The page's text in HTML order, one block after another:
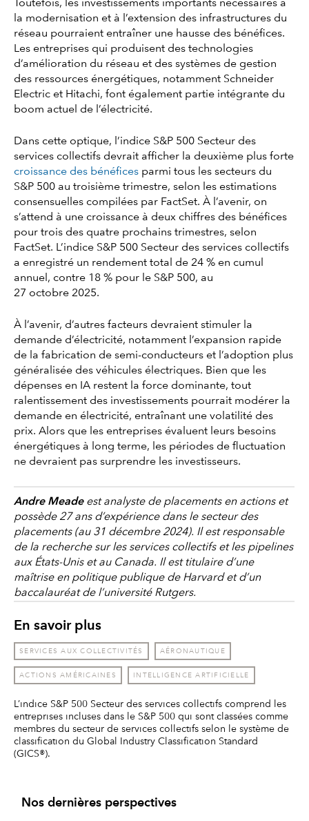
Toutefois, les investissements importants nécessaires à
la modernisation et à l’extension des infrastructures du
réseau pourraient entraîner une hausse des bénéfices.
Les entreprises qui produisent des technologies
d’amélioration du réseau et des systèmes de gestion
des ressources énergétiques, notamment Schneider
Electric et Hitachi, font également partie intégrante du
boom actuel de l’électricité.
Dans cette optique, l’indice S&P 500 Secteur des
services collectifs devrait afficher la deuxième plus forte
croissance des bénéfices parmi tous les secteurs du
S&P 500 au troisième trimestre, selon les estimations
consensuelles compilées par FactSet. À l’avenir, on
s’attend à une croissance à deux chiffres des bénéfices
pour trois des quatre prochains trimestres, selon
FactSet. L’indice S&P 500 Secteur des services collectifs
a enregistré un rendement total de 24 % en cumul
annuel, contre 18 % pour le S&P 500, au
27 octobre 2025.
À l’avenir, d’autres facteurs devraient stimuler la
demande d’électricité, notamment l’expansion rapide
de la fabrication de semi-conducteurs et l’adoption plus
généralisée des véhicules électriques. Bien que les
dépenses en IA restent la force dominante, tout
ralentissement des investissements pourrait modérer la
demande en électricité, entraînant une volatilité des
prix. Alors que les entreprises évaluent leurs besoins
énergétiques à long terme, les périodes de fluctuation
ne devraient pas surprendre les investisseurs.
Andre Meadeest analyste de placements en actions et
possède 27 ans d’expérience dans le secteur des
placements (au 31 décembre 2024). Il est responsable
de la recherche sur les services collectifs et les pipelines
aux États-Unis et au Canada. Il est titulaire d’une
maîtrise en politique publique de Harvard et d’un
baccalauréat de l’université Rutgers.
En savoir plus
SERVICES AUX COLLECTIVITÉS AÉRONAUTIQUE
ACTIONS AMÉRICAINES INTELLIGENCE ARTIFICIELLE
L’indice S&P 500 Secteur des services collectifs comprend les
entreprises incluses dans le S&P 500 qui sont classées comme
membres du secteur de services collectifs selon le système de
classification du Global Industry Classification Standard
(GICS®).
Nos dernières perspectives